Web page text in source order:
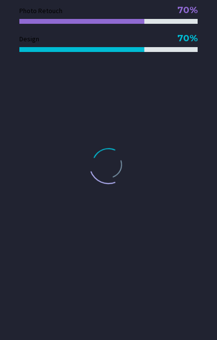
Photo Retouch 70%
Design 70%